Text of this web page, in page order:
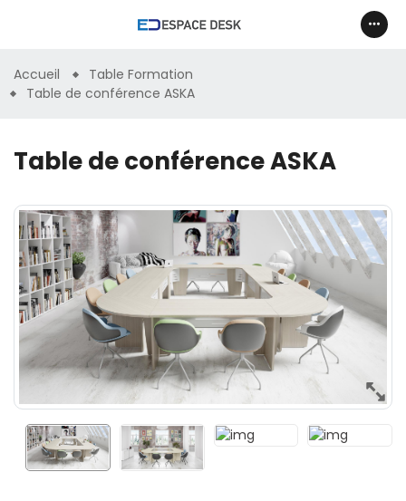
Accueil
Table Formation
Table de conférence ASKA
Table de conférence ASKA